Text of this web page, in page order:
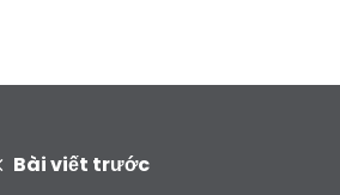
Bài viết trước